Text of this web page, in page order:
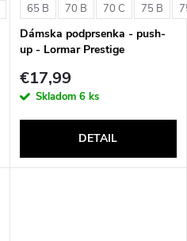
65 B 70 B 70 C 75 B
Dámska podprsenka - push-
up - Lormar Prestige
€17,99
Skladom 6 ks
DETAIL